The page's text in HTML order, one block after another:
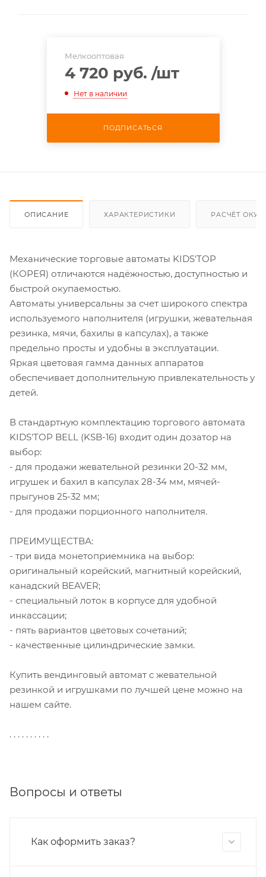
Мелкооптовая
4 720 руб. /шт
Нет в наличии
ПОДПИСАТЬСЯ
ОПИСАНИЕ ХАРАКТЕРИСТИКИ РАСЧЁТ
Механические торговые автоматы KIDS'TOP
(КОРЕЯ) отличаются надёжностью, доступностью и
быстрой окупаемостью.
Автоматы универсальны за счет широкого спектра
используемого наполнителя (игрушки, жевательная
резинка, мячи, бахилы в капсулах), а также
предельно просты и удобны в эксплуатации.
Яркая цветовая гамма данных аппаратов
обеспечивает дополнительную привлекательность у
детей.
В стандартную комплектацию торгового автомата
KIDS'TOP BELL (KSB-16) входит один дозатор на
выбор:
- для продажи жевательной резинки 20-32 мм,
игрушек и бахил в капсулах 28-34 мм, мячей-
прыгунов 25-32 мм;
- для продажи порционного наполнителя.
ПРЕИМУЩЕСТВА:
- три вида монетоприемника на выбор:
оригинальный корейский, магнитный корейский,
канадский BEAVER;
- специальный лоток в корпусе для удобной
инкассации;
- пять вариантов цветовых сочетаний;
- качественные цилиндрические замки.
Купить вендинговый автомат с жевательной
резинкой и игрушками по лучшей цене можно на
нашем сайте.
. . . . . . . . . .
Вопросы и ответы
Как оформить заказ?